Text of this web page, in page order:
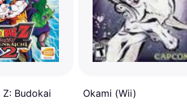
Budokai
Okami (Wii)